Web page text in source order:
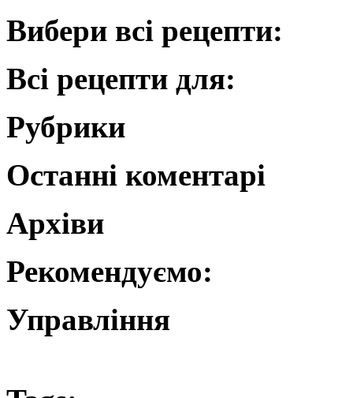
Вибери всі рецепти:
Всі рецепти для:
Рубрики
Останні коментарі
Архіви
Рекомендуємо:
Управління